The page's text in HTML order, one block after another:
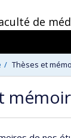
de
Thèses et